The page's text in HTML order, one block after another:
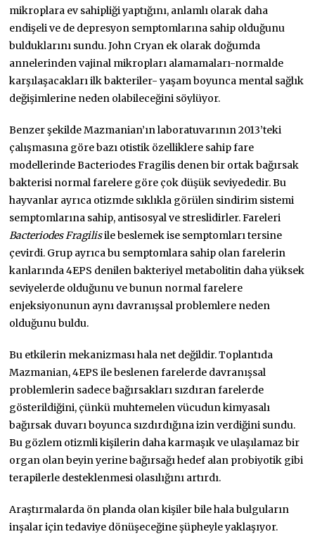
mikroplara ev sahipliği yaptığını, anlamlı olarak daha
endişeli ve de depresyon semptomlarına sahip olduğunu
bulduklarını sundu. John Cryan ek olarak doğumda
annelerinden vajinal mikropları alamamaları-normalde
karşılaşacakları ilk bakteriler- yaşam boyunca mental sağlık
değişimlerine neden olabileceğini söylüyor.
Benzer şekilde Mazmanian’ın laboratuvarının 2013’teki
çalışmasına göre bazı otistik özelliklere sahip fare
modellerinde Bacteriodes Fragilis denen bir ortak bağırsak
bakterisi normal farelere göre çok düşük seviyededir. Bu
hayvanlar ayrıca otizmde sıklıkla görülen sindirim sistemi
semptomlarına sahip, antisosyal ve streslidirler. Fareleri
Bacteriodes Fragilisile beslemek ise semptomları tersine
çevirdi. Grup ayrıca bu semptomlara sahip olan farelerin
kanlarında 4EPS denilen bakteriyel metabolitin daha yüksek
seviyelerde olduğunu ve bunun normal farelere
enjeksiyonunun aynı davranışsal problemlere neden
olduğunu buldu.
Bu etkilerin mekanizması hala net değildir. Toplantıda
Mazmanian, 4EPS ile beslenen farelerde davranışsal
problemlerin sadece bağırsakları sızdıran farelerde
gösterildiğini, çünkü muhtemelen vücudun kimyasalı
bağırsak duvarı boyunca sızdırdığına izin verdiğini sundu.
Bu gözlem otizmli kişilerin daha karmaşık ve ulaşılamaz bir
organ olan beyin yerine bağırsağı hedef alan probiyotik gibi
terapilerle desteklenmesi olasılığını artırdı.
Araştırmalarda ön planda olan kişiler bile hala bulguların
inşalar için tedaviye dönüşeceğine şüpheyle yaklaşıyor.